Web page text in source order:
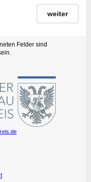
weiter
Felder sind